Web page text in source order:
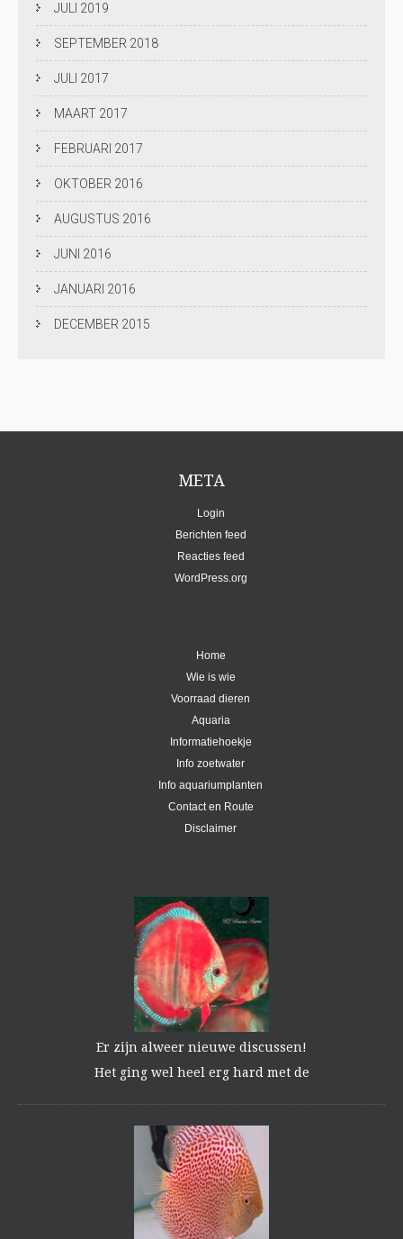
JULI 2019
SEPTEMBER 2018
JULI 2017
MAART 2017
FEBRUARI 2017
OKTOBER 2016
AUGUSTUS 2016
JUNI 2016
JANUARI 2016
DECEMBER 2015
META
Login
Berichten feed
Reacties feed
WordPress.org
Home
Wie is wie
Voorraad dieren
Aquaria
Informatiehoekje
Info zoetwater
Info aquariumplanten
Contact en Route
Disclaimer
Er zijn alweer nieuwe discussen!
Het ging wel heel erg hard met de